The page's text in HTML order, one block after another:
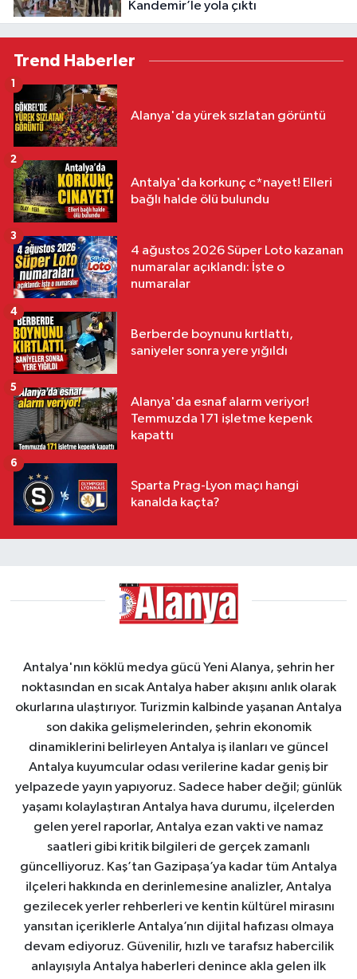
Kandemir’le yola çıktı
Trend Haberler
Alanya'da yürek sızlatan görüntü
1
Antalya'da korkunç c*nayet! Elleri
bağlı halde ölü bulundu
2
4 ağustos 2026 Süper Loto kazanan
numaralar açıklandı: İşte o
numaralar
3
Berberde boynunu kırtlattı,
saniyeler sonra yere yığıldı
4
Alanya'da esnaf alarm veriyor!
Temmuzda 171 işletme kepenk
kapattı
5
Sparta Prag-Lyon maçı hangi
kanalda kaçta?
6
Antalya'nın köklü medya gücü Yeni Alanya, şehrin her
noktasından en sıcak Antalya haber akışını anlık olarak
okurlarına ulaştırıyor. Turizmin kalbinde yaşanan Antalya
son dakika gelişmelerinden, şehrin ekonomik
dinamiklerini belirleyen Antalya iş ilanları ve güncel
Antalya kuyumcular odası verilerine kadar geniş bir
yelpazede yayın yapıyoruz. Sadece haber değil; günlük
yaşamı kolaylaştıran Antalya hava durumu, ilçelerden
gelen yerel raporlar, Antalya ezan vakti ve namaz
saatleri gibi kritik bilgileri de gerçek zamanlı
güncelliyoruz. Kaş’tan Gazipaşa’ya kadar tüm Antalya
ilçeleri hakkında en derinlemesine analizler, Antalya
gezilecek yerler rehberleri ve kentin kültürel mirasını
yansıtan içeriklerle Antalya’nın dijital hafızası olmaya
devam ediyoruz. Güvenilir, hızlı ve tarafsız habercilik
anlayışıyla Antalya haberleri denince akla gelen ilk